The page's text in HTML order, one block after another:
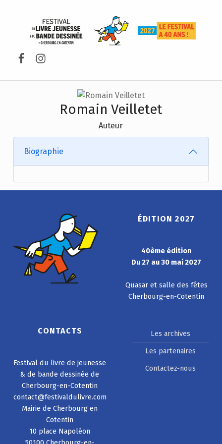
Facebook
Instagram
Romain Veilletet
Auteur
Biographie
ÉDITION 2027
40ème édition
Du 27 au 30 mai 2027
Quasar et salle des fêtes
Cherbourg-en-Cotentin
CONTACTS
Festival du livre de jeunesse
& de bande dessinée de
Cherbourg-en-Cotentin
contact@festivaldulivre.com
Mairie de Cherbourg en
Cotentin
10 place Napoléon
Les archives
Les partenaires
Contactez-nous